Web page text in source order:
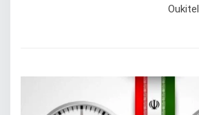
Oukitel